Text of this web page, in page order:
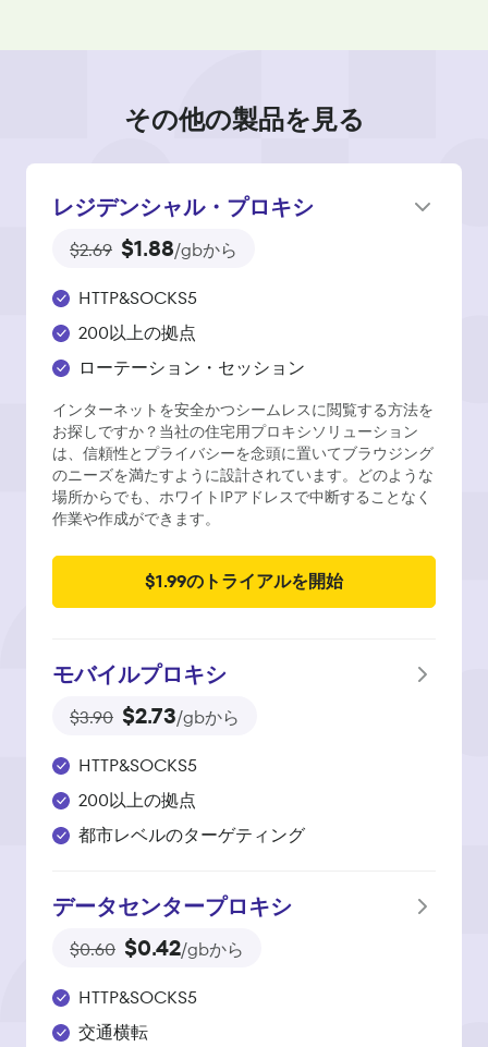
その他の製品を見る
レジデンシャル・プロキシ
$2.69 $1.88/gbから
HTTP&SOCKS5
200以上の拠点
ローテーション・セッション
インターネットを安全かつシームレスに閲覧する方法を
お探しですか？当社の住宅用プロキシソリューション
は、信頼性とプライバシーを念頭に置いてブラウジング
のニーズを満たすように設計されています。どのような
場所からでも、ホワイトIPアドレスで中断することなく
作業や作成ができます。
$1.99のトライアルを開始
モバイルプロキシ
$3.90 $2.73/gbから
HTTP&SOCKS5
200以上の拠点
都市レベルのターゲティング
データセンタープロキシ
$0.60 $0.42/gbから
HTTP&SOCKS5
交通横転